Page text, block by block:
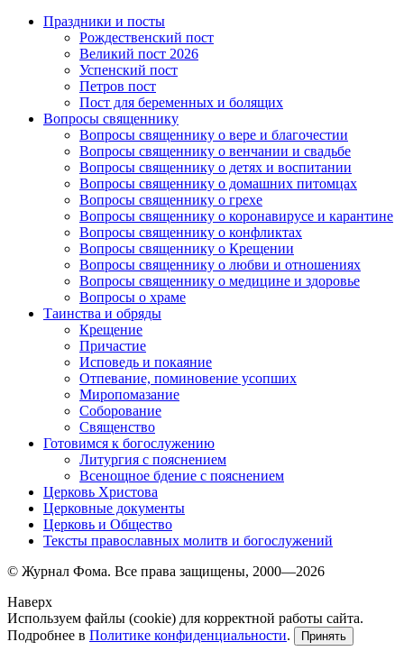
Праздники и посты
Рождественский пост
Великий пост 2026
Успенский пост
Петров пост
Пост для беременных и болящих
Вопросы священнику
Вопросы священнику о вере и благочестии
Вопросы священнику о венчании и свадьбе
Вопросы священнику о детях и воспитании
Вопросы священнику о домашних питомцах
Вопросы священнику о грехе
Вопросы священнику о коронавирусе и карантине
Вопросы священнику о конфликтах
Вопросы священнику о Крещении
Вопросы священнику о любви и отношениях
Вопросы священнику о медицине и здоровье
Вопросы о храме
Таинства и обряды
Крещение
Причастие
Исповедь и покаяние
Отпевание, поминовение усопших
Миропомазание
Соборование
Священство
Готовимся к богослужению
Литургия с пояснением
Всенощное бдение с пояснением
Церковь Христова
Церковные документы
Церковь и Общество
Тексты православных молитв и богослужений
© Журнал Фома. Все права защищены, 2000—2026
Наверх
Используем файлы (cookie) для корректной работы сайта.
Подробнее в Политике конфиденциальности. Принять